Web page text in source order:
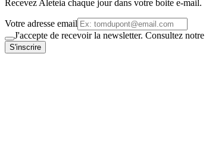
Recevez Aleteia chaque jour dans votre boite e-mail.
Votre adresse email
J'accepte de recevoir la newsletter. Consultez notre
S'inscrire